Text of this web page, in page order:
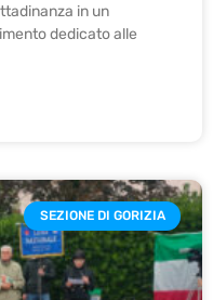
in un
dedicato alle
SEZIONE DI GORIZIA